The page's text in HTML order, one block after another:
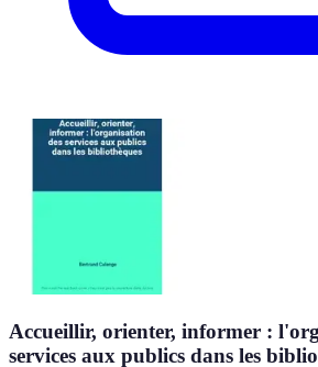
Accueillir, orienter, informer :
services aux publics dans les